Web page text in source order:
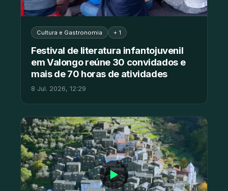
Cultura e Gastronomia + 1
Festival de literatura infantojuvenil
em Valongo reúne 30 convidados e
mais de 70 horas de atividades
8 Jul. 2026, 12:29
▶